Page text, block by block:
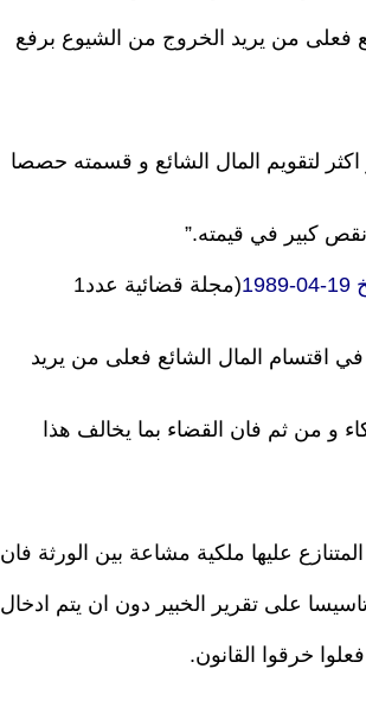
فعلى من يريد الخروج من الشيوع برفع
لتقويم المال الشائع و قسمته حصصا
كبير في قيمته.”
(مجلة قضائية عدد1
في اقتسام المال الشائع فعلى من يريد
و من ثم فان القضاء بما يخالف هذا
عليها ملكية مشاعة بين الورثة فان
على تقرير الخبير دون ان يتم ادخال
خرقوا القانون.